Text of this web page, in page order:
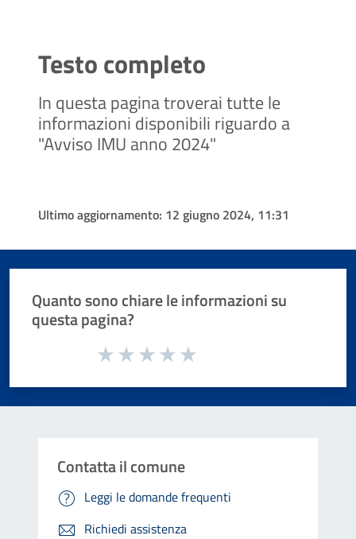
Testo completo
In questa pagina troverai tutte le
informazioni disponibili riguardo a
"Avviso IMU anno 2024"
Ultimo aggiornamento: 12 giugno 2024, 11:31
Quanto sono chiare le informazioni su
questa pagina?
Valuta da 1 a 5 stelle la pagina
Contatta il comune
Leggi le domande frequenti
Richiedi assistenza